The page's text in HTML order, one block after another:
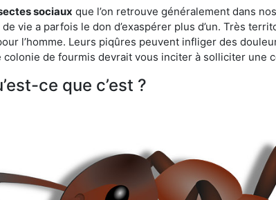
sociaux que l’on retrouve généralement dans
vie a parfois le don d’exaspérer plus d’un. Très
l’homme. Leurs piqûres peuvent infliger des
de fourmis devrait vous inciter à solliciter une
ce que c’est ?